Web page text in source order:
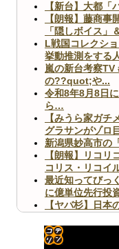
【新台】大都
【朗報】藤商
「隠しボイス」
L戦国コレクシ
挙動推測をする
嵐の新台考察TV
の??quot;や...
令和8年8月8日
ら…
【みうら家ガ
グラサンがゾロ
新潟県妙高市の
【朗報】リコリ
コリス・リコイ
最近知ってびっ
に億単位先行投
【ヤバ杉】日
【閲覧注意】俺
【画像】ペプシ